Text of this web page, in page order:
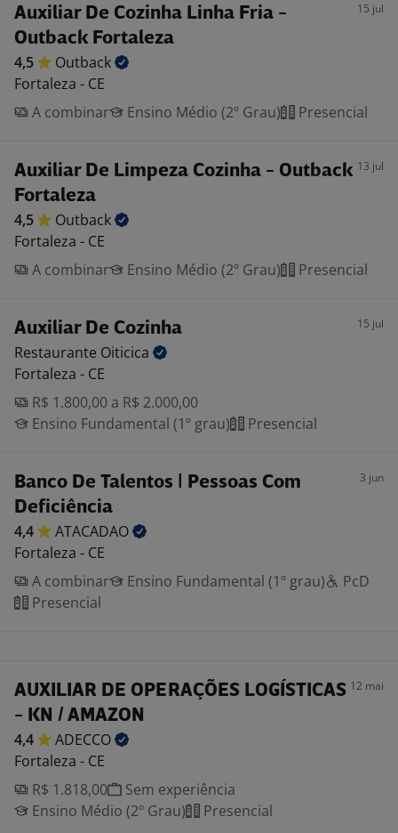
Auxiliar De Cozinha Linha Fria -
Outback Fortaleza
15 jul
4,5
Outback
Fortaleza - CE
A combinar
Ensino Médio (2º Grau) Presencial
Auxiliar De Limpeza Cozinha - Outback
Fortaleza
13 jul
4,5
Outback
Fortaleza - CE
A combinar
Ensino Médio (2º Grau) Presencial
Auxiliar De Cozinha 15 jul
Restaurante Oiticica
Fortaleza - CE
R$ 1.800,00 a R$ 2.000,00
Ensino Fundamental (1º grau)
Presencial
Banco De Talentos | Pessoas Com
Deficiência
3 jun
4,4
ATACADAO
Fortaleza - CE
A combinar
Ensino Fundamental (1º grau)
PcD
Presencial
AUXILIAR DE OPERAÇÕES LOGÍSTICAS
- KN / AMAZON
12 mai
4,4
ADECCO
Fortaleza - CE
R$ 1.818,00
Sem experiência
Ensino Médio (2º Grau)
Presencial